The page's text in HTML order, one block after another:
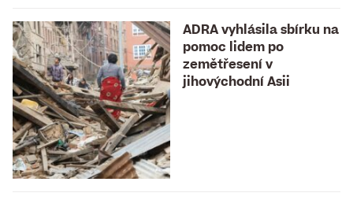
ADRA vyhlásila sbírku na
pomoc lidem po
zemětřesení v
jihovýchodní Asii